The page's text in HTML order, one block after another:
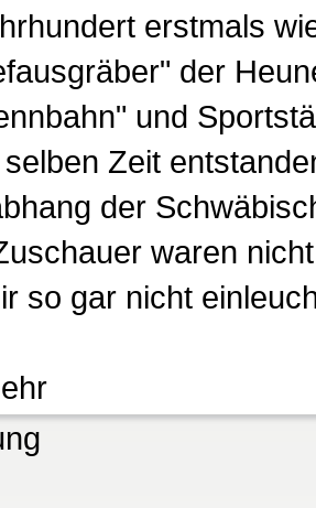
erstmals
der
und
Zeit
der
waren
so gar nicht